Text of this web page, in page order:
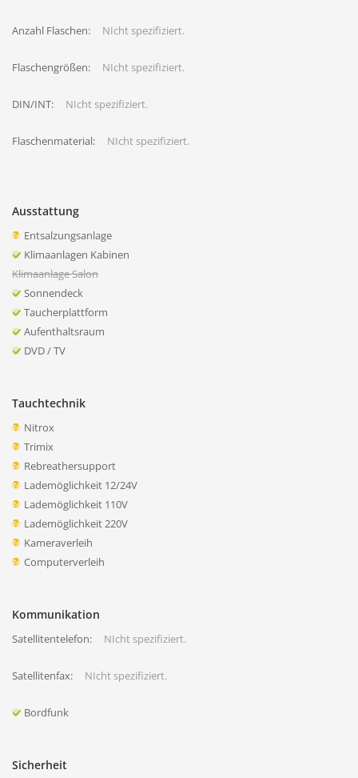
Anzahl Flaschen: NIcht spezifiziert.
Flaschengrößen: NIcht spezifiziert.
DIN/INT: NIcht spezifiziert.
Flaschenmaterial: NIcht spezifiziert.
Ausstattung
Entsalzungsanlage
Klimaanlagen Kabinen
Klimaanlage Salon
Sonnendeck
Taucherplattform
Aufenthaltsraum
DVD / TV
Tauchtechnik
Nitrox
Trimix
Rebreathersupport
Lademöglichkeit 12/24V
Lademöglichkeit 110V
Lademöglichkeit 220V
Kameraverleih
Computerverleih
Kommunikation
Satellitentelefon: NIcht spezifiziert.
Satellitenfax: NIcht spezifiziert.
Bordfunk
Sicherheit